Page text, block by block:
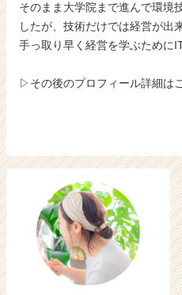
そのまま大学院まで進んで環境
したが、技術だけでは経営が出
手っ取り早く経営を学ぶために
▷その後のプロフィール詳細は